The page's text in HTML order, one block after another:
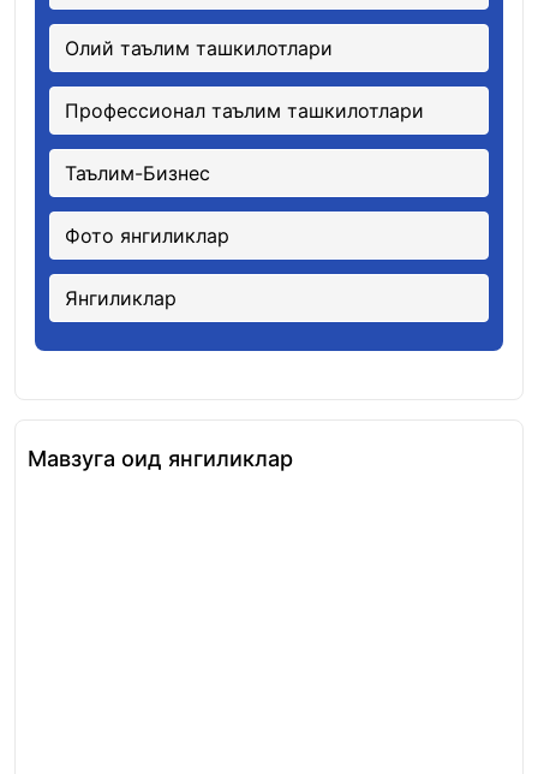
Олий таълим ташкилотлари
Профессионал таълим ташкилотлари
Таълим-Бизнес
Фото янгиликлар
Янгиликлар
Мавзуга оид янгиликлар